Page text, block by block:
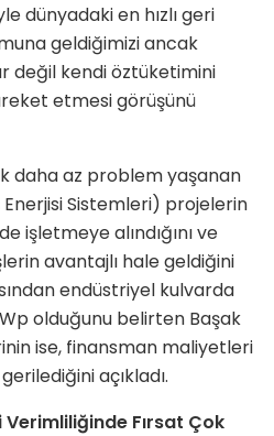
dünyadaki en hızlı geri
geldiğimizi ancak
değil kendi öztüketimini
etmesi görüşünü
daha az problem yaşanan
Enerjisi Sistemleri) projelerin
işletmeye alındığını ve
avantajlı hale geldiğini
endüstriyel kulvarda
olduğunu belirten Başak
ise, finansman maliyetleri
açıkladı.
Fırsat Çok